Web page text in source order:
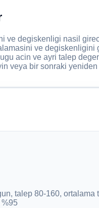
ve degiskenligi nasil
ve degiskenligini
acin ve ayri talep
veya bir sonraki
talep 80-160,